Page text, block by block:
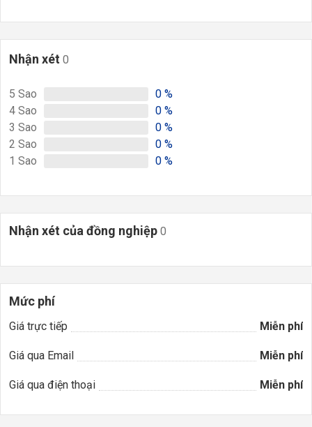
Nhận xét 0
5 Sao 0 %
4 Sao 0 %
3 Sao 0 %
2 Sao 0 %
1 Sao 0 %
Nhận xét của đồng nghiệp 0
Mức phí
Giá trực tiếp Miễn phí
Giá qua Email Miễn phí
Giá qua điện thoại Miễn phí